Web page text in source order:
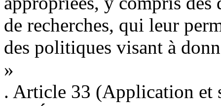
de recherches, qui leur
des politiques visant à
»
. Article 33 (Application et